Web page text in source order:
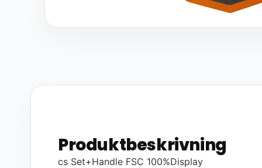
Produktbeskrivning
cs Set+Handle FSC 100%Display